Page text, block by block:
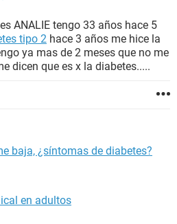
ANALIE tengo 33 años hace 5
tipo 2 hace 3 años me hice la
ya mas de 2 meses que no me
dicen que es x la diabetes.....
baja, ¿síntomas de diabetes?
en adultos